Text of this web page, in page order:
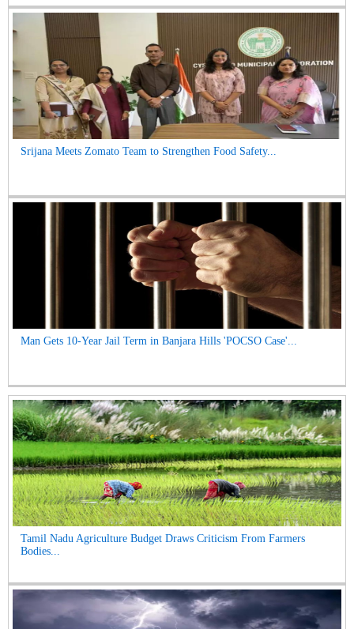
Srijana Meets Zomato Team to Strengthen Food Safety...
Man Gets 10-Year Jail Term in Banjara Hills 'POCSO Case'...
Tamil Nadu Agriculture Budget Draws Criticism From Farmers
Bodies...